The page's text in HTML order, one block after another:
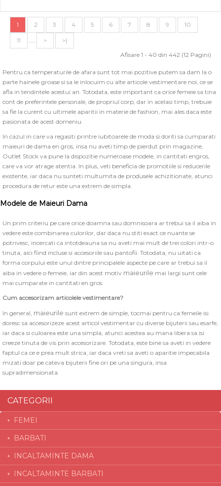
1 2 3 4 5 6 7 8 9 10
11 >
>|
Afisare 1 - 40 din 442 (12 Pagini)
Pentru ca temperaturile de afara sunt tot mai pozitive putem sa dam la o
parte hainele groase si sa le inlocuim cu alte articole vestimentare noi, ce se
afla in tendintele acestui an. Totodata, este important ca orice femeie sa tina
cont de preferintele personale, de propriul corp, dar in acelasi timp, trebuie
sa fie la curent cu ultimele aparitii in materie de fashion, mai ales daca este
pasionata de acest domeniu.
In cazul in care va regasiti printre iubitoarele de moda si doriti sa cumparati
maieuri de dama en gros, insa nu aveti timp de pierdut prin magazine,
Outlet Stock va pune la dispozitie numeroase modele, in cantitati engros,
care va vor atrage atentia. In plus, veti beneficia de promotiile si reducerile
existente, iar daca nu sunteti multumita de produsele achizitionate, atunci
procedura de retur este una extrem de simpla.
Modele de Maieuri Dama
Un prim criteriu pe care orice doamna sau domnisoara ar trebui sa il aiba in
vedere este combinarea culorilor, dar daca nu stiti exact ce nuante se
potrivesc, incercati ca intotdeauna sa nu aveti mai mult de trei colori intr-o
tinuta, aici fiind incluse si accesoriile sau pantofii. Totodata, nu uitati ca
forma corpului este unul dintre principalele aspecte pe care ar trebui sa il
aiba in vedere o femeie, iar din acest motiv maieurile mai largi sunt cele
mai cumparate in cantitati en gros.
Cum accesorizam articolele vestimentare?
In general, maieurile sunt extrem de simple, tocmai pentru ca femeile isi
doresc sa accesorizeze acest articol vestimentar cu diverse bijuterii sau esarfe,
iar daca si culoarea este una simpla, atunci acestea au mana libera sa isi
creeze tinuta de vis prin accesorizare. Totodata, este bine sa aveti in vedere
faptul ca ce e prea mult strica, iar daca vreti sa aveti o aparitie impecabila
mizati doar pe cateva bijuterii fine ori pe una singura, insa
supradimensionata.
CATEGORII
FEMEI
BARBATI
INCALTAMINTE DAMA
INCALTAMINTE BARBATI